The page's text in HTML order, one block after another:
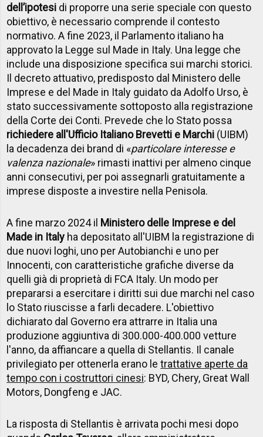
dell’ipotesi di proporre una serie speciale con questo
obiettivo, è necessario comprende il contesto
normativo. A fine 2023, il Parlamento italiano ha
approvato la Legge sul Made in Italy. Una legge che
include una disposizione specifica sui marchi storici.
Il decreto attuativo, predisposto dal Ministero delle
Imprese e del Made in Italy guidato da Adolfo Urso, è
stato successivamente sottoposto alla registrazione
della Corte dei Conti. Prevede che lo Stato possa
richiedere all'Ufficio Italiano Brevetti e Marchi (UIBM)
la decadenza dei brand di «particolare interesse e
valenza nazionale» rimasti inattivi per almeno cinque
anni consecutivi, per poi assegnarli gratuitamente a
imprese disposte a investire nella Penisola.
A fine marzo 2024 il Ministero delle Imprese e del
Made in Italy ha depositato all'UIBM la registrazione di
due nuovi loghi, uno per Autobianchi e uno per
Innocenti, con caratteristiche grafiche diverse da
quelli già di proprietà di FCA Italy. Un modo per
prepararsi a esercitare i diritti sui due marchi nel caso
lo Stato riuscisse a farli decadere. L'obiettivo
dichiarato dal Governo era attrarre in Italia una
produzione aggiuntiva di 300.000-400.000 vetture
l'anno, da affiancare a quella di Stellantis. Il canale
privilegiato per ottenerla erano letrattative aperte da
tempo con i costruttori cinesi: BYD, Chery, Great Wall
Motors, Dongfeng e JAC.
La risposta di Stellantis è arrivata pochi mesi dopo